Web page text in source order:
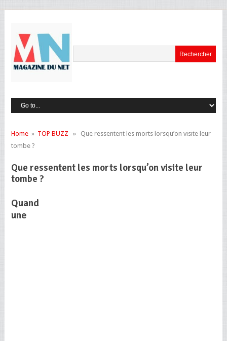
Home» TOP BUZZ » Que ressentent les morts lorsqu’on visite leur
tombe ?
Que ressentent les morts lorsqu’on visite leur
tombe ?
Quand
une